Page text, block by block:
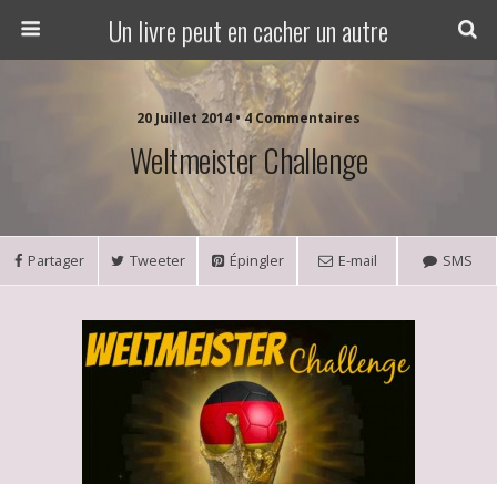
Un livre peut en cacher un autre
20 Juillet 2014 • 4 Commentaires
Weltmeister Challenge
Partager Tweeter Épingler E-mail SMS